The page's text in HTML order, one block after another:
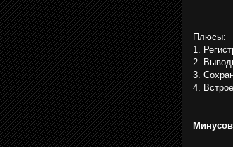
Плюсы:
1.
2.
3.
4.
Минусов